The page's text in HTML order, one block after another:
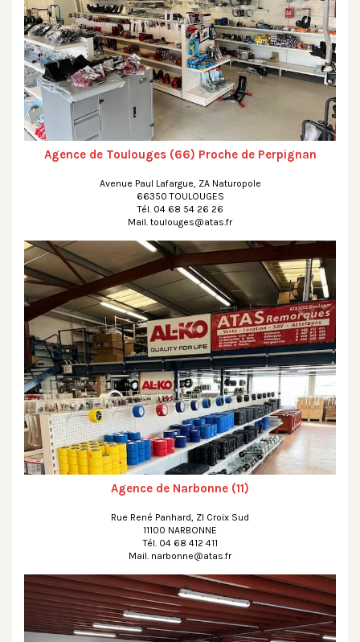
Agence de Toulouges (66) Proche de Perpignan
Avenue Paul Lafargue, ZA Naturopole
66350 TOULOUGES
Tél. 04 68 54 26 26
Mail. toulouges@atas.fr
Agence de Narbonne (11)
Rue René Panhard, ZI Croix Sud
11100 NARBONNE
Tél. 04 68 412 411
Mail. narbonne@atas.fr